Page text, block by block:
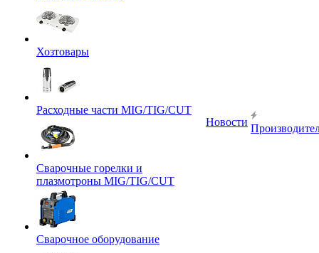
Хозтовары
Расходные части MIG/TIG/CUT
Сварочные горелки и
плазмотроны MIG/TIG/CUT
Сварочное оборудование
Новости